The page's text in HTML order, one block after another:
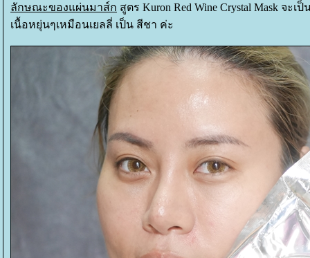
ลักษณะของแผ่นมาส์ก สูตร Kuron Red Wine Crystal Mask จะ
เนื้อหยุ่นๆเหมือนเยลลี่ เป็น สีชา ค่ะ